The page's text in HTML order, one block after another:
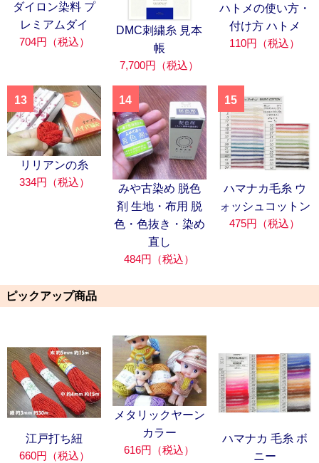
ダイロン染料 プ
レミアムダイ
704円（税込）
DMC刺繍糸 見本
帳
7,700円（税込）
ハトメの使い方・
付け方 ハトメ
110円（税込）
13
リリアンの糸
334円（税込）
14
みや古染め 脱色
剤 生地・布用 脱
色・色抜き・染め
直し
484円（税込）
15
ハマナカ毛糸 ウ
ォッシュコットン
475円（税込）
ピックアップ商品
江戸打ち紐
660円（税込）
メタリックヤーン
カラー
616円（税込）
ハマナカ 毛糸 ボ
ニー